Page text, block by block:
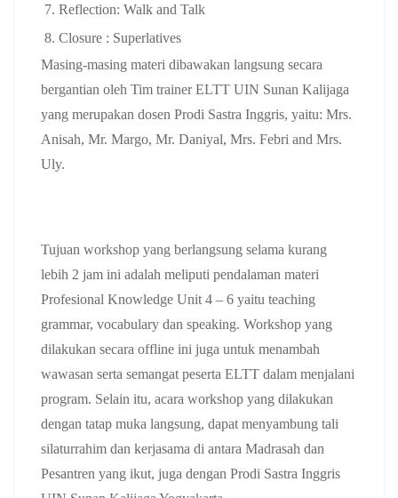
Reflection: Walk and Talk
Closure : Superlatives
Masing-masing materi dibawakan langsung secara
bergantian oleh Tim trainer ELTT UIN Sunan Kalijaga
yang merupakan dosen Prodi Sastra Inggris, yaitu: Mrs.
Anisah, Mr. Margo, Mr. Daniyal, Mrs. Febri and Mrs.
Uly.
Tujuan workshop yang berlangsung selama kurang
lebih 2 jam ini adalah meliputi pendalaman materi
Profesional Knowledge Unit 4 – 6 yaitu teaching
grammar, vocabulary dan speaking. Workshop yang
dilakukan secara offline ini juga untuk menambah
wawasan serta semangat peserta ELTT dalam menjalani
program. Selain itu, acara workshop yang dilakukan
dengan tatap muka langsung, dapat menyambung tali
silaturrahim dan kerjasama di antara Madrasah dan
Pesantren yang ikut, juga dengan Prodi Sastra Inggris